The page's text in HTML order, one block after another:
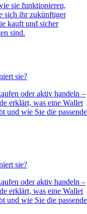
sie funktionieren,
sich ihr zukünftiger
kauft und sicher
sind.
sie?
oder aktiv handeln –
erklärt, was eine Wallet
und wie Sie die passende
sie?
oder aktiv handeln –
erklärt, was eine Wallet
und wie Sie die passende